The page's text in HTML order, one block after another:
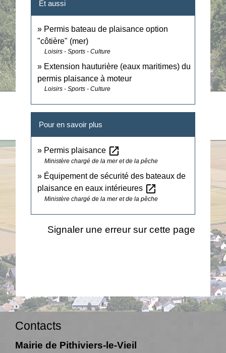
Et aussi
Permis bateau de plaisance option
"côtière" (mer)
Loisirs - Sports - Culture
Extension hauturière (eaux maritimes) du
permis plaisance à moteur
Loisirs - Sports - Culture
Pour en savoir plus
Permis plaisance open_in_new
Ministère chargé de la mer et de la pêche
Équipement de sécurité des bateaux de
plaisance en eaux intérieures open_in_new
Ministère chargé de la mer et de la pêche
Signaler une erreur sur cette page
Contacts
Mairie de Pithiviers-le-Vieil